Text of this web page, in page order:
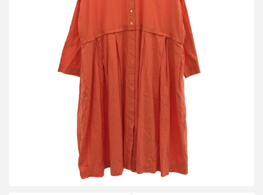
アーツアンドサイエンス 21SS チュニックドレスワンピース 0211-
L5119-0081